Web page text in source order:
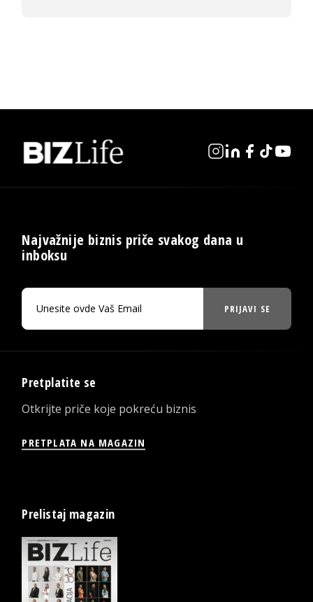
Najvažnije biznis priče svakog dana u
inboksu
PRIJAVI SE
Pretplatite se
Otkrijte priče koje pokreću biznis
PRETPLATA NA MAGAZIN
Prelistaj magazin